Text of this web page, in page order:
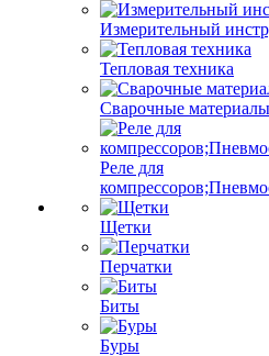
Измерительный
Тепловая техника
Сварочные материалы
Реле для
Щетки
Перчатки
Биты
Буры